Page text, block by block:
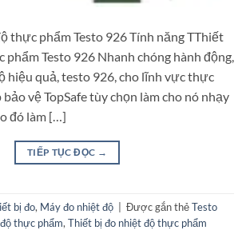
thực phẩm Testo 926 Tính năng TThiết
Testo 926 Nhanh chóng hành động,
hiệu quả, testo 926, cho lĩnh vực thực
vệ TopSafe tùy chọn làm cho nó nhạy
đó làm […]
TIẾP TỤC ĐỌC →
bị đo, Máy đo nhiệt độ Được gắn thẻTesto
thực phẩm, Thiết bị đo nhiệt độ thực phẩm